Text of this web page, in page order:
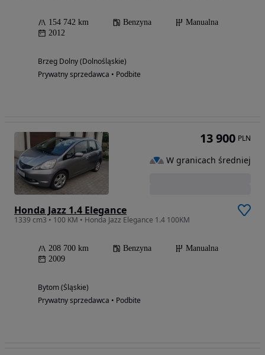
154 742 km Benzyna
Manualna
2012
Brzeg Dolny (Dolnośląskie)
Prywatny sprzedawca • Podbite
Honda Jazz 1.4 Elegance
1339 cm3 • 100 KM • Honda Jazz Elegance 1.4 100KM
208 700 km Benzyna
Manualna
2009
Bytom (Śląskie)
Prywatny sprzedawca • Podbite
13 900 PLN
W granicach średniej